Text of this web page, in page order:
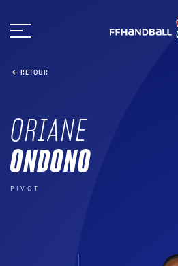
au
RETOUR
ORIANE
ONDONO
PIVOT